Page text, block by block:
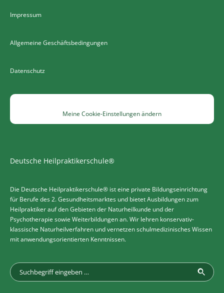
Impressum
Allgemeine Geschäftsbedingungen
Datenschutz
Meine Cookie-Einstellungen ändern
Deutsche Heilpraktikerschule®
Die Deutsche Heilpraktikerschule® ist eine private Bildungseinrichtung
für Berufe des 2. Gesundheitsmarktes und bietet Ausbildungen zum
Heilpraktiker auf den Gebieten der Naturheilkunde und der
Psychotherapie sowie Weiterbildungen an. Wir lehren konservativ-
klassische Naturheilverfahren und vernetzen schulmedizinisches Wissen
mit anwendungsorientierten Kenntnissen.